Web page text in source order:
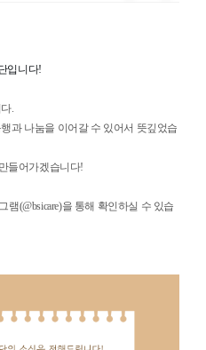
입니다!
.
과 나눔을 이어갈 수 있어서 뜻깊었습
들어가겠습니다!
(@bsicare)을 통해 확인하실 수 있습